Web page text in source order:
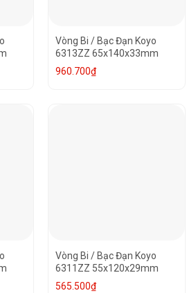
Vòng Bi / Bạc Đạn Koyo
6313ZZ 65x140x33mm
960.700₫
Vòng Bi / Bạc Đạn Koyo
6311ZZ 55x120x29mm
565.500₫